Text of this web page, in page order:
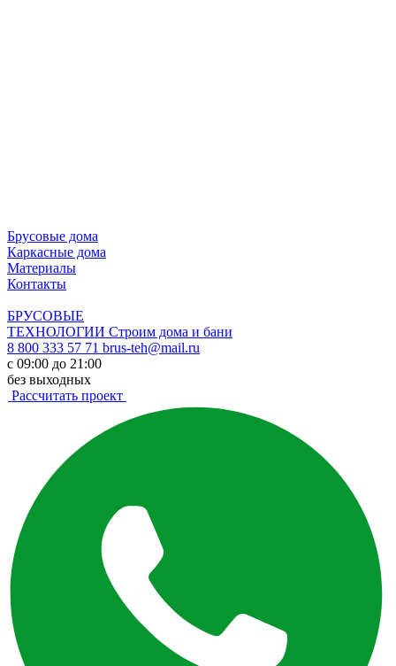
Брусовые дома
Каркасные дома
Материалы
Контакты
БРУСОВЫЕ
ТЕХНОЛОГИИ Строим дома и бани
8 800 333 57 71 brus-teh@mail.ru
с 09:00 до 21:00
без выходных
Рассчитать проект